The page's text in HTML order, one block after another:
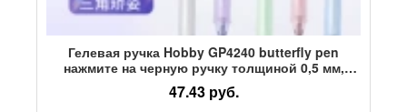
Гелевая ручка Hobby GP4240 butterfly pen
нажмите на черную ручку толщиной 0,5 мм,
чтобы учащиеся могли использовать гладкую
ручку-кисточку на ветру
47.43 руб.